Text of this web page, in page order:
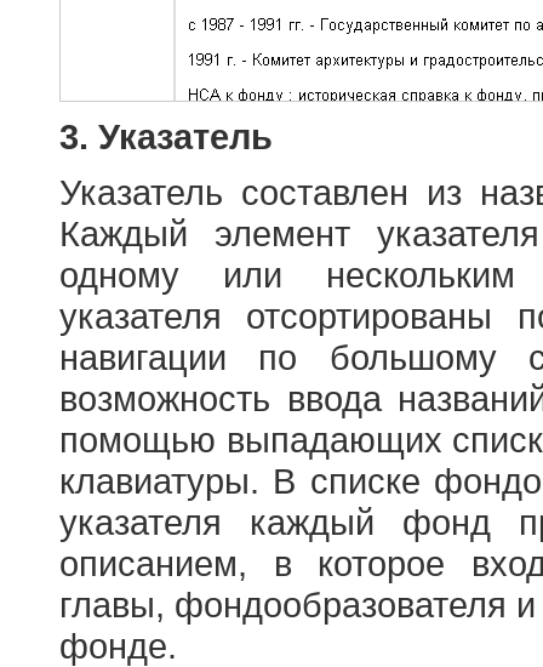
3. Указатель
Указатель составлен из
Каждый элемент
одному или
указателя отсортированы
навигации по большому
возможность ввода
помощью выпадающих
клавиатуры. В списке
указателя каждый фонд
описанием, в которое
главы, фондообразователя
фонде.